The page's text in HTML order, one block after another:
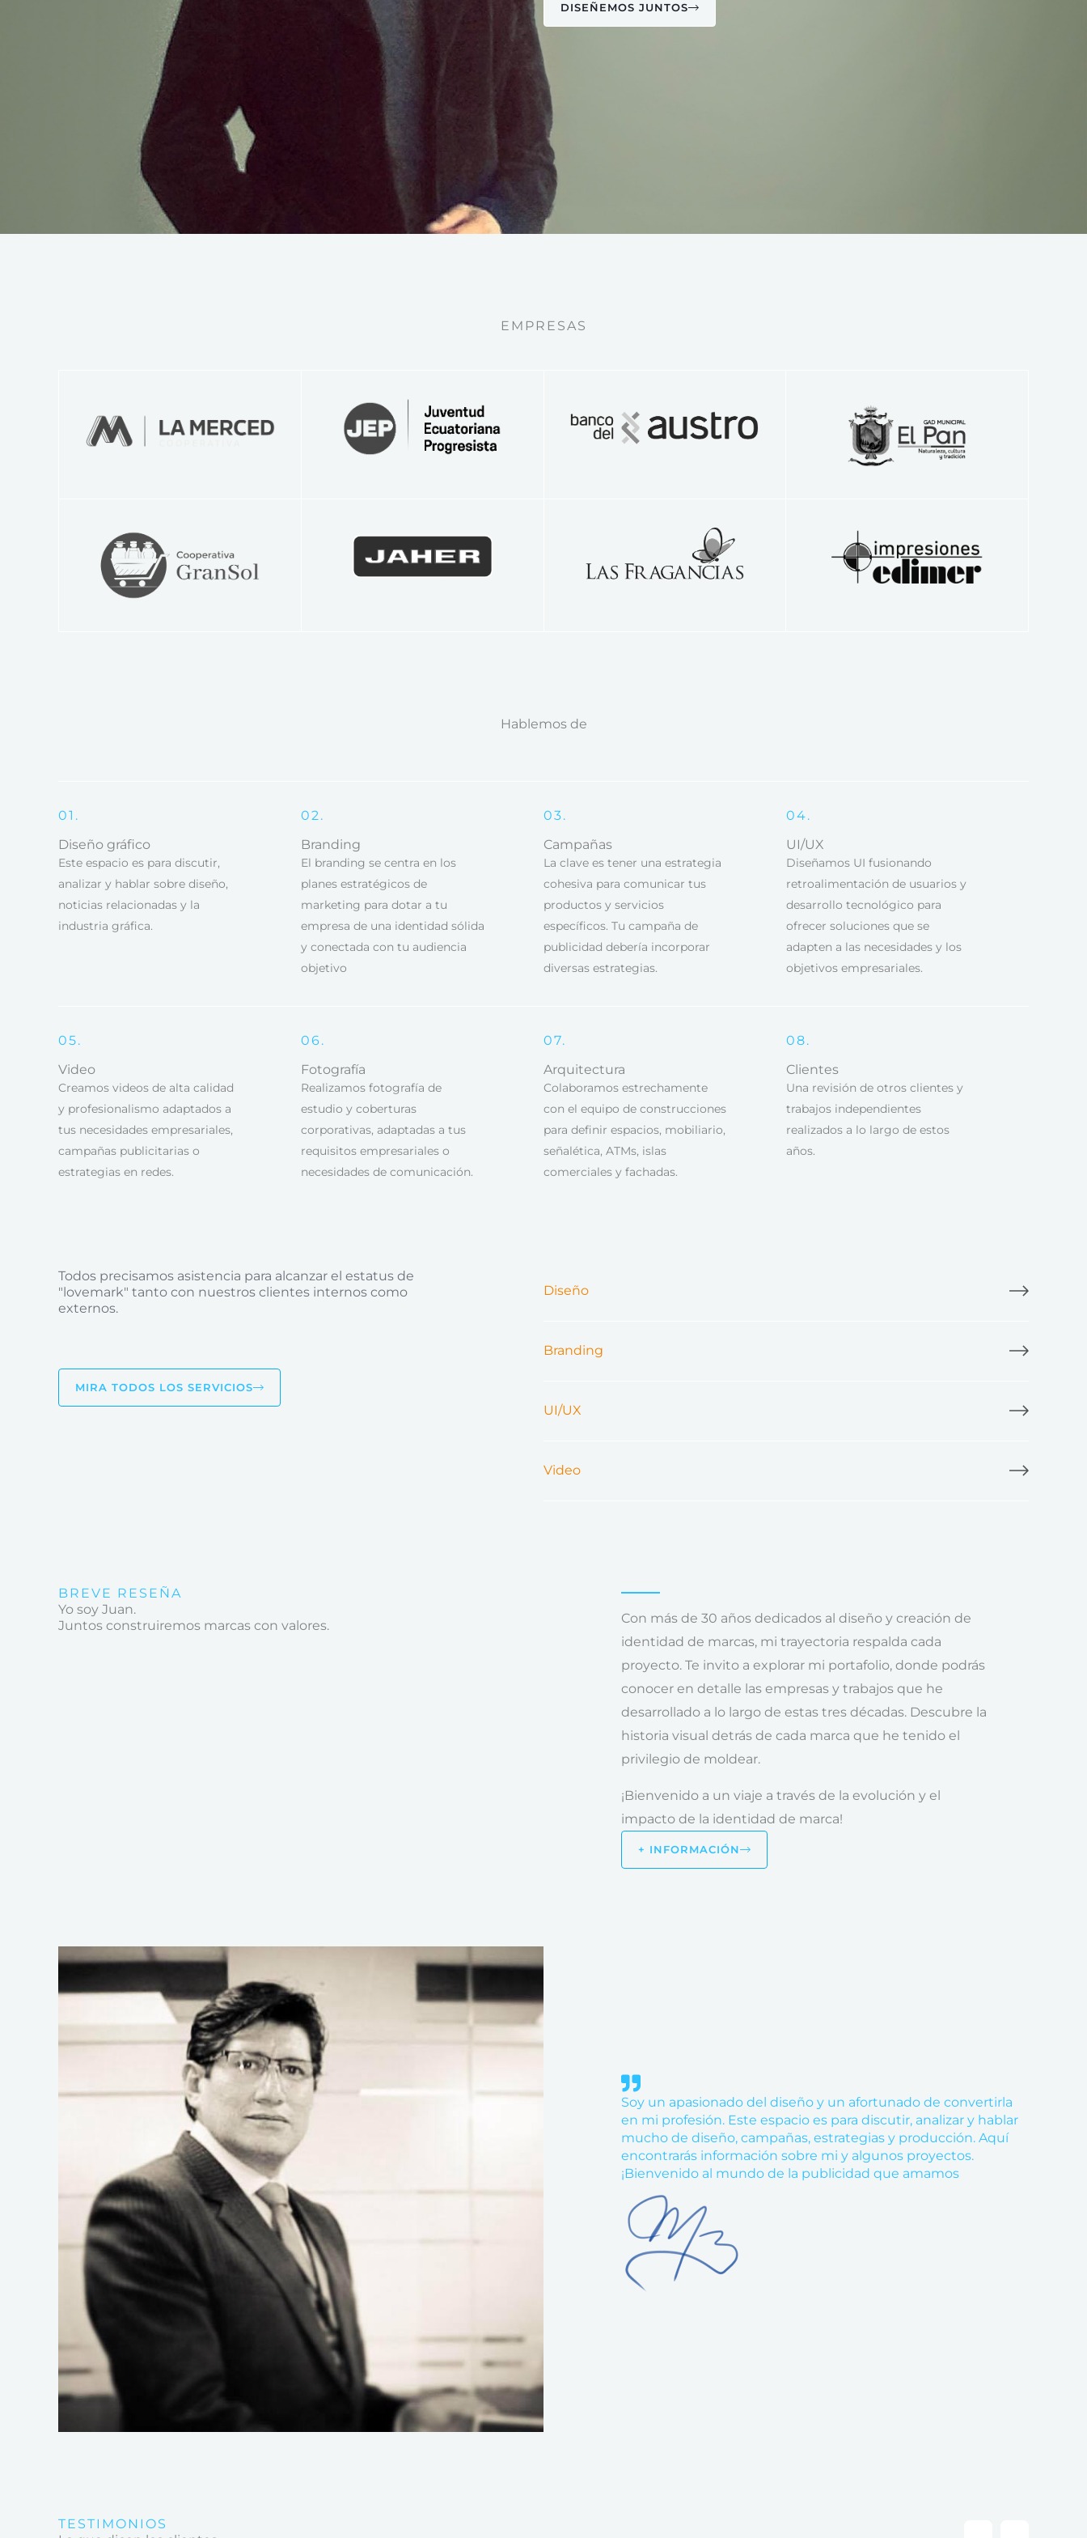
DISEÑEMOS JUNTOS
EMPRESAS
Hablemos de
01.
Diseño gráfico
Este espacio es para discutir,
analizar y hablar sobre diseño,
noticias relacionadas y la
industria gráfica.
02.
Branding
El branding se centra en los
planes estratégicos de
marketing para dotar a tu
empresa de una identidad sólida
y conectada con tu audiencia
objetivo
03.
Campañas
La clave es tener una estrategia
cohesiva para comunicar tus
productos y servicios
específicos. Tu campaña de
publicidad debería incorporar
diversas estrategias.
04.
UI/UX
Diseñamos UI fusionando
retroalimentación de usuarios y
desarrollo tecnológico para
ofrecer soluciones que se
adapten a las necesidades y los
objetivos empresariales.
05.
Video
Creamos videos de alta calidad
y profesionalismo adaptados a
tus necesidades empresariales,
campañas publicitarias o
estrategias en redes.
06.
Fotografía
Realizamos fotografía de
estudio y coberturas
corporativas, adaptadas a tus
requisitos empresariales o
necesidades de comunicación.
07.
Arquitectura
Colaboramos estrechamente
con el equipo de construcciones
para definir espacios, mobiliario,
señalética, ATMs, islas
comerciales y fachadas.
08.
Clientes
Una revisión de otros clientes y
trabajos independientes
realizados a lo largo de estos
años.
Todos precisamos asistencia para alcanzar el estatus de
"lovemark" tanto con nuestros clientes internos como
externos.
MIRA TODOS LOS SERVICIOS
Diseño
Branding
UI/UX
Video
BREVE RESEÑA
Yo soy Juan.
Juntos construiremos marcas con valores.
Con más de 30 años dedicados al diseño y creación de
identidad de marcas, mi trayectoria respalda cada
proyecto. Te invito a explorar mi portafolio, donde podrás
conocer en detalle las empresas y trabajos que he
desarrollado a lo largo de estas tres décadas. Descubre la
historia visual detrás de cada marca que he tenido el
privilegio de moldear.
¡Bienvenido a un viaje a través de la evolución y el
impacto de la identidad de marca!
+ INFORMACIÓN
Soy un apasionado del diseño y un afortunado de convertirla
en mi profesión. Este espacio es para discutir, analizar y hablar
mucho de diseño, campañas, estrategias y producción. Aquí
encontrarás información sobre mi y algunos proyectos.
¡Bienvenido al mundo de la publicidad que amamos
TESTIMONIOS